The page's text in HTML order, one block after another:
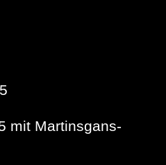
mit Martinsgans-